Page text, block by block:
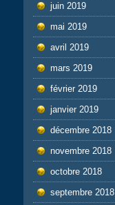
juin 2019
mai 2019
avril 2019
mars 2019
février 2019
janvier 2019
décembre 2018
novembre 2018
octobre 2018
septembre 2018